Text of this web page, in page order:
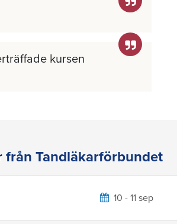
kursen
från Tandläkarförbundet
10 - 11 sep